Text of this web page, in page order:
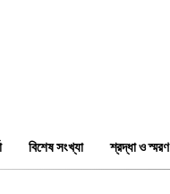
বিশেষ সংখ্যা শ্রদ্ধা ও স্মরণ